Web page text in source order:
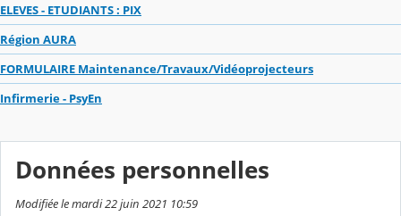
ELEVES - ETUDIANTS : PIX
Région AURA
FORMULAIRE Maintenance/Travaux/Vidéoprojecteurs
Infirmerie - PsyEn
Données personnelles
Modifiée le mardi 22 juin 2021 10:59